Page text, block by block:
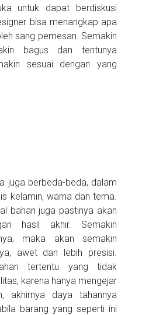
untuk dapat berdiskusi
bisa menangkap apa
sang pemesan. Semakin
bagus dan tentunya
sesuai dengan yang
juga berbeda-beda, dalam
kelamin, warna dan tema.
bahan juga pastinya akan
hasil akhir. Semakin
maka akan semakin
awet dan lebih presisi.
tertentu yang tidak
karena hanya mengejar
akhirnya daya tahannya
barang yang seperti ini